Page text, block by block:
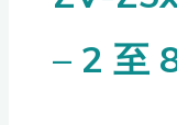
– 2 至